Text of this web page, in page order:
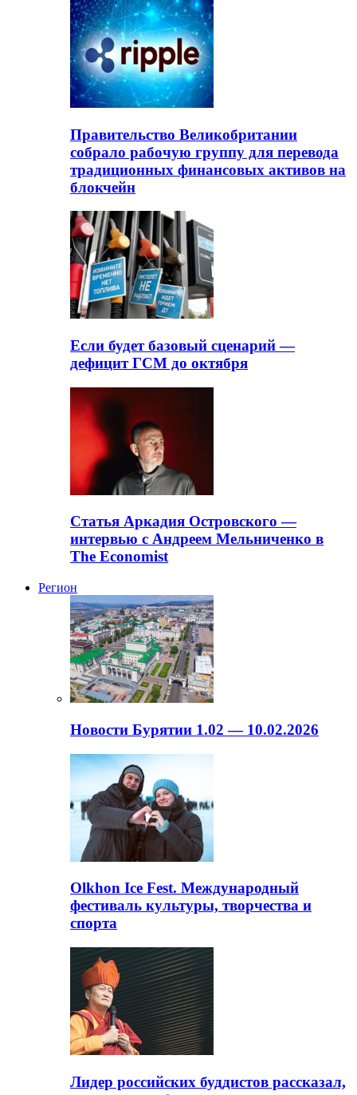
Правительство Великобритании
собрало рабочую группу для перевода
традиционных финансовых активов на
блокчейн
Если будет базовый сценарий —
дефицит ГСМ до октября
Статья Аркадия Островского —
интервью с Андреем Мельниченко в
The Economist
Регион
Новости Бурятии 1.02 — 10.02.2026
Olkhon Ice Fest. Международный
фестиваль культуры, творчества и
спорта
Лидер российских буддистов рассказал,